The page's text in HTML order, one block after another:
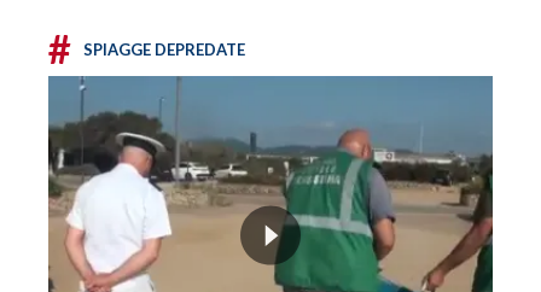
# SPIAGGE DEPREDATE